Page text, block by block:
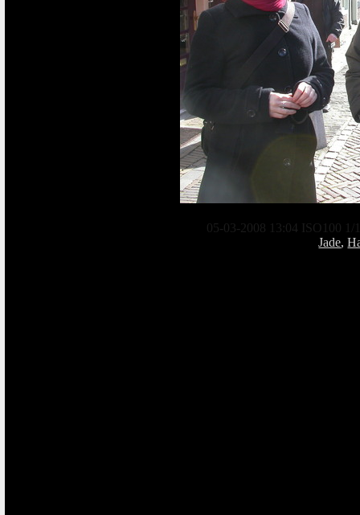
05-03-2008 13:04 ISO100 1/
Jade,